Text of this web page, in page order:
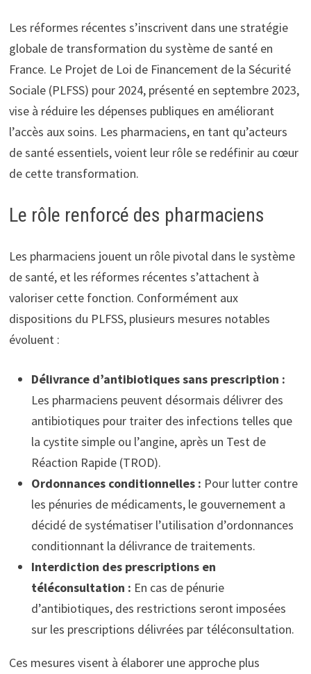
Les réformes récentes s’inscrivent dans une stratégie
globale de transformation du système de santé en
France. Le Projet de Loi de Financement de la Sécurité
Sociale (PLFSS) pour 2024, présenté en septembre 2023,
vise à réduire les dépenses publiques en améliorant
l’accès aux soins. Les pharmaciens, en tant qu’acteurs
de santé essentiels, voient leur rôle se redéfinir au cœur
de cette transformation.
Le rôle renforcé des pharmaciens
Les pharmaciens jouent un rôle pivotal dans le système
de santé, et les réformes récentes s’attachent à
valoriser cette fonction. Conformément aux
dispositions du PLFSS, plusieurs mesures notables
évoluent :
Délivrance d’antibiotiques sans prescription :
Les pharmaciens peuvent désormais délivrer des
antibiotiques pour traiter des infections telles que
la cystite simple ou l’angine, après un Test de
Réaction Rapide (TROD).
Ordonnances conditionnelles : Pour lutter contre
les pénuries de médicaments, le gouvernement a
décidé de systématiser l’utilisation d’ordonnances
conditionnant la délivrance de traitements.
Interdiction des prescriptions en
téléconsultation : En cas de pénurie
d’antibiotiques, des restrictions seront imposées
sur les prescriptions délivrées par téléconsultation.
Ces mesures visent à élaborer une approche plus